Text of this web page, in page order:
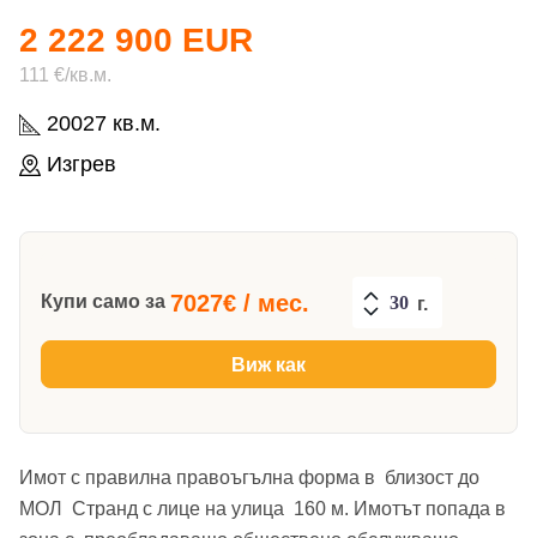
20027 кв.м.
Изгрев
2 222 900 EUR
111 €/кв.м.
Купи само за 7027€ / мес. г.
Виж как
Имот с правилна правоъгълна форма в близост до
МОЛ Странд с лице на улица 160 м. Имотът попада в